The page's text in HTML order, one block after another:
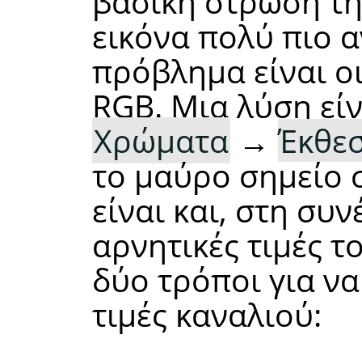
εικόνα πολύ πιο
πρόβλημα είναι
RGB. Μια λύση
Χρώματα →
το μαύρο σημείο
είναι και, στη
αρνητικές τιμές
δύο τρόποι για
τιμές καναλιού: